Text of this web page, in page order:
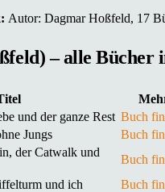
Autor: Dagmar Hoßfeld, 17
– alle Bücher
und der ganze Rest Buch
Jungs Buch
der Catwalk und
Buch
und ich Buch